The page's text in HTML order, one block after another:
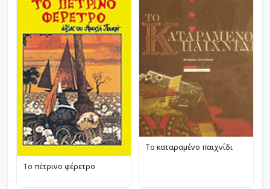
Το πέτρινο φέρετρο
Το καταραμένο παιχνίδι